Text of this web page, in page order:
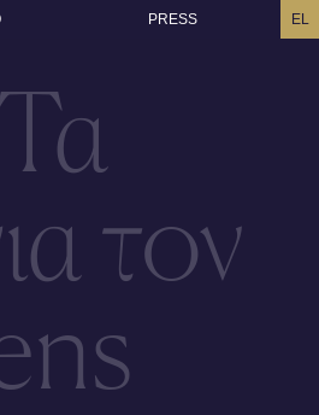
PRESS EL
τον